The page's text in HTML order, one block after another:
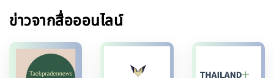
ข่าวจากสื่อออนไลน์